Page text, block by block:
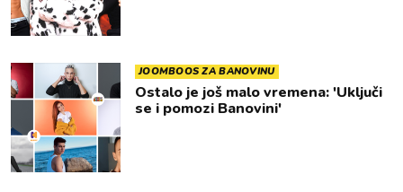
JOOMBOOS ZA BANOVINU
Ostalo je još malo vremena: 'Uključi
se i pomozi Banovini'